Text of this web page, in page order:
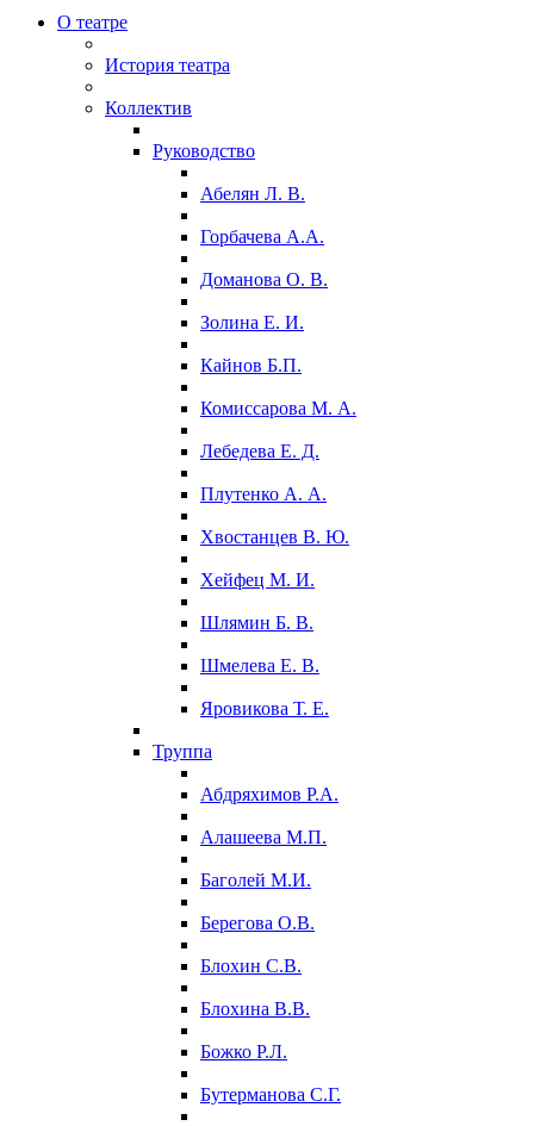
О театре
История театра
Коллектив
Руководство
Абелян Л. В.
Горбачева А.А.
Доманова О. В.
Золина Е. И.
Кайнов Б.П.
Комиссарова М. А.
Лебедева Е. Д.
Плутенко А. А.
Хвостанцев В. Ю.
Хейфец М. И.
Шлямин Б. В.
Шмелева Е. В.
Яровикова Т. Е.
Труппа
Абдряхимов Р.А.
Алашеева М.П.
Баголей М.И.
Берегова О.В.
Блохин С.В.
Блохина В.В.
Божко Р.Л.
Бутерманова С.Г.